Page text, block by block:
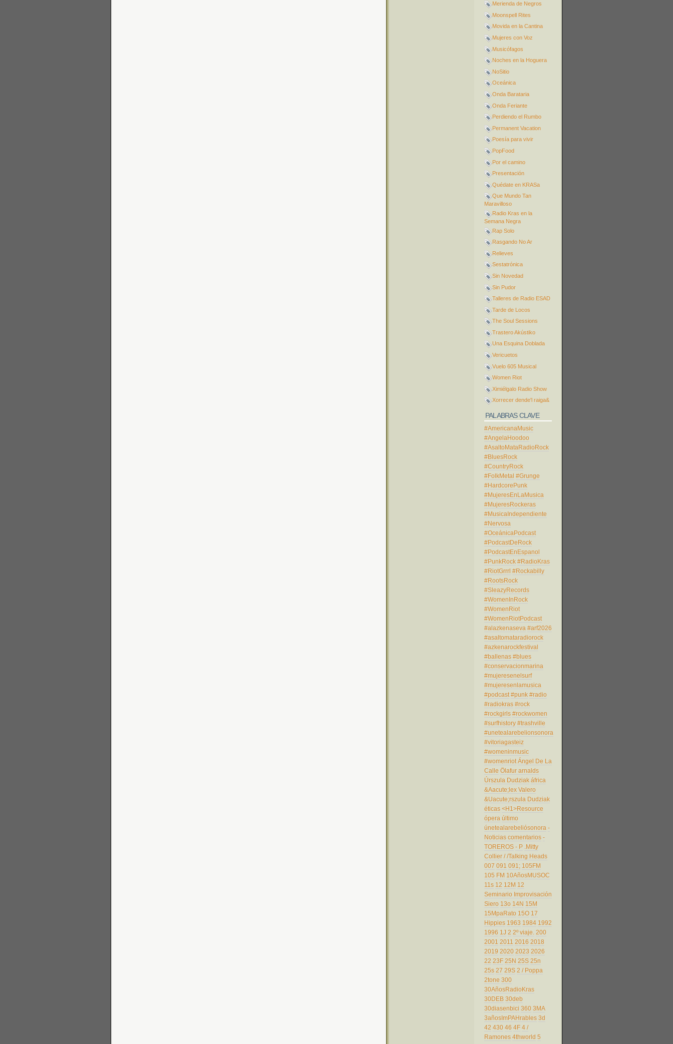
Merienda de Negros
Moonspell Rites
Movida en la Cantina
Mujeres con Voz
Musicófagos
Noches en la Hoguera
NoSitio
Oceánica
Onda Barataria
Onda Feriante
Perdiendo el Rumbo
Permanent Vacation
Poesía para vivir
PopFood
Por el camino
Presentación
Quédate en KRASa
Que Mundo Tan
Maravilloso
Radio Kras en la
Semana Negra
Rap Solo
Rasgando No Ar
Relieves
Sestatrónica
Sin Novedad
Sin Pudor
Talleres de Radio ESAD
Tarde de Locos
The Soul Sessions
Trastero Akústiko
Una Esquina Doblada
Vericuetos
Vuelo 605 Musical
Women Riot
Ximiélgalo Radio Show
Xorrecer dende'l raiga&
PALABRAS CLAVE
#AmericanaMusic
#AngelaHoodoo
#AsaltoMataRadioRock
#BluesRock
#CountryRock
#FolkMetal #Grunge
#HardcorePunk
#MujeresEnLaMusica
#MujeresRockeras
#MusicaIndependiente
#Nervosa
#OceánicaPodcast
#PodcastDeRock
#PodcastEnEspanol
#PunkRock #RadioKras
#RiotGrrrl #Rockabilly
#RootsRock
#SleazyRecords
#WomenInRock
#WomenRiot
#WomenRiotPodcast
#alazkenaseva #arf2026
#asaltomataradiorock
#azkenarockfestival
#ballenas #blues
#conservacionmarina
#mujeresenelsurf
#mujeresenlamusica
#podcast #punk #radio
#radiokras #rock
#rockgirls #rockwomen
#surfhistory #trashville
#unetealarebelionsonora
#vitoriagasteiz
#womeninmusic
#womenriot Ángel De La
Calle Ölafur arnalds
Úrszula Dudziak áfrica
&Aacute;lex Valero
&Uacute;rszula Dudziak
éticas <H1>Resource
ópera último
únetealarebeliósonora -
Noticias comentarios -
TOREROS - P .Mitty
Collier / /Talking Heads
007 091 091; 105FM
105 FM 10AñosMUSOC
11s 12 12M 12
Seminario Improvisación
Siero 13o 14N 15M
15MpaRato 15O 17
Hippies 1963 1984 1992
1996 1J 2 2º viaje. 200
2001 2011 2016 2018
2019 2020 2023 2026
22 23F 25N 25S 25n
25s 27 29S 2 / Poppa
2tone 300
30AñosRadioKras
30DEB 30deb
30diasenbici 360 3MA
3añosImPAHrables 3d
42 430 46 4F 4 /
Ramones 4thworld 5